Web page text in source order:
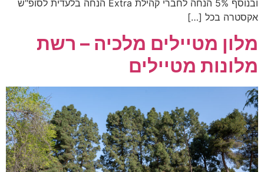
ובנוסף 5% הנחה לחברי קהילת Extra הנחה בלעדית לסופ"ש
אקסטרה בכל […]
מלון מטיילים מלכיה – רשת
מלונות מטיילים